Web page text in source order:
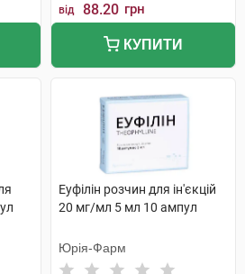
від 88.20 грн
КУПИТИ
Еуфілін розчин для ін'єкцій
20 мг/мл 5 мл 10 ампул
Юрія-Фарм